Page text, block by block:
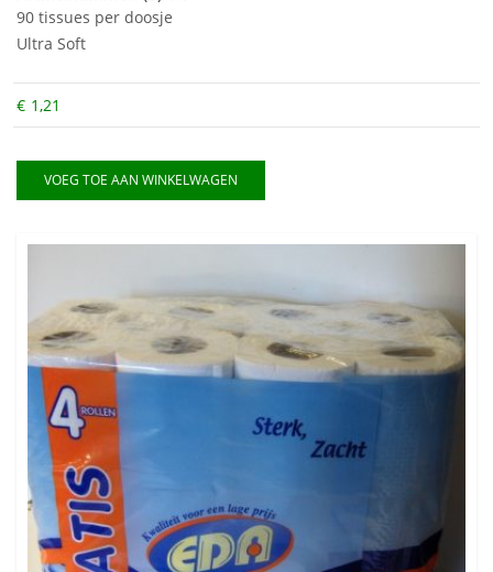
90 tissues per doosje
Ultra Soft
€ 1,21
VOEG TOE AAN WINKELWAGEN